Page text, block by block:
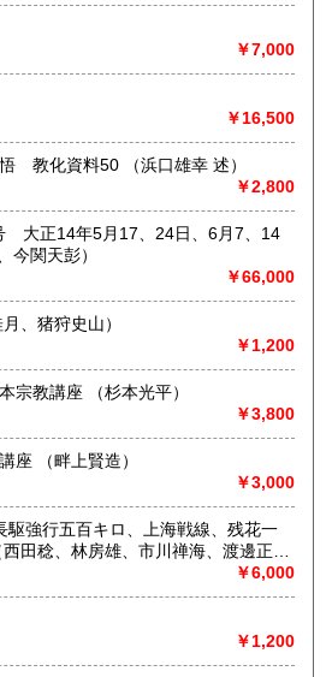
970円 鹿児島県 970円
。和本から明治・大正・昭和初期の
、児童書、雑誌、写真や資料・地図
。しっかりと査定させていただきま
さい。
国文学、趣味、古書一般（その他）
￥7,000
￥16,500
難局に処する国民の覚悟 教化資料50 （浜口雄幸 述）
￥2,800
大正14年5月17、24日、6月7、14
常、今関天彭）
￥66,000
（大町桂月、猪狩史山）
￥1,200
日本同盟基督教会 日本宗教講座 （杉本光平）
￥3,800
無教会主義 日本宗教講座 （畔上賢造）
￥3,000
強行五百キロ、上海戦線、残花一
￥6,000
￥1,200